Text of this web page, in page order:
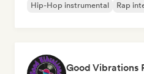
Hip-Hop instrumental
Rap
Good Vibrations